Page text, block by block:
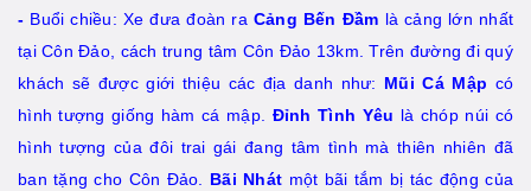
- Buổi chiều: Xe đưa đoàn ra Cảng Bến Đầm là cảng lớn nhất
tại Côn Đảo, cách trung tâm Côn Đảo 13km. Trên đường đi quý
khách sẽ được giới thiệu các địa danh như: Mũi Cá Mập có
hình tượng giống hàm cá mập. Đỉnh Tình Yêu là chóp núi có
hình tượng của đôi trai gái đang tâm tình mà thiên nhiên đã
ban tặng cho Côn Đảo. Bãi Nhát một bãi tắm bị tác động của